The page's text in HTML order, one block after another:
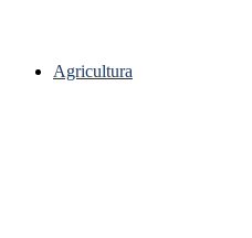
Agricultura